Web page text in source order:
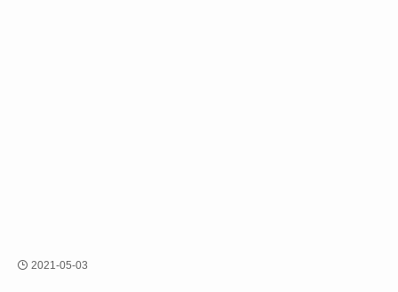
2021-05-03